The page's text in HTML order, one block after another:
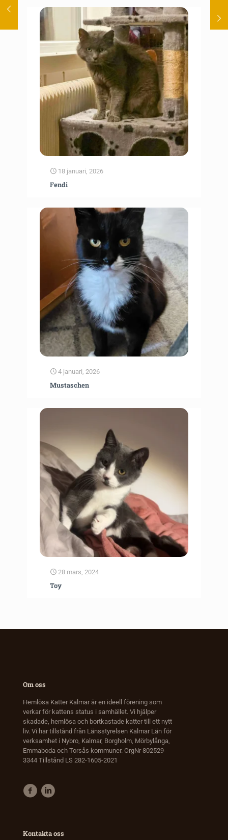
18 januari, 2026
Fendi
4 januari, 2026
Mustaschen
28 mars, 2024
Toy
Om oss
Hemlösa Katter Kalmar är en ideell förening som
verkar för kattens status i samhället. Vi hjälper
skadade, hemlösa och bortkastade katter till ett nytt
liv. Vi har tillstånd från Länsstyrelsen Kalmar Län för
verksamhet i Nybro, Kalmar, Borgholm, Mörbylånga,
Emmaboda och Torsås kommuner. OrgNr 802529-
3344 Tillstånd LS 282-1605-2021
Kontakta oss